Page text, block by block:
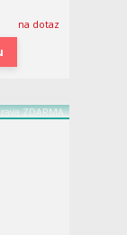
na dotaz
ZDARMA